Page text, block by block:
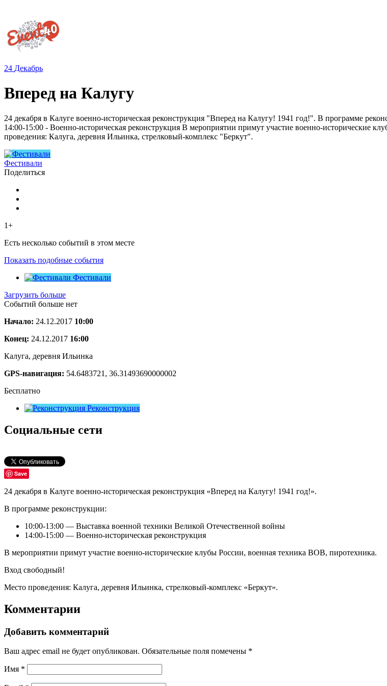
24 Декабрь
Вперед на Калугу
24 декабря в Калуге военно-историческая реконструкция "Вперед на Калугу! 1941 год!". В программе
14:00-15:00 - Военно-историческая реконструкция В мероприятии примут участие военно-исторические
проведения: Калуга, деревня Ильинка, стрелковый-комплекс "Беркут".
Фестивали
Поделиться
1+
Есть несколько событий в этом месте
Показать подобные события
Фестивали
Загрузить больше
Событий больше нет
Начало: 24.12.2017 10:00
Конец: 24.12.2017 16:00
Калуга, деревня Ильинка
GPS-навигация: 54.6483721, 36.31493690000002
Бесплатно
Реконструкция
Социальные сети
Save
24 декабря в Калуге военно-историческая реконструкция «Вперед на Калугу! 1941 год!».
В программе реконструкции:
10:00-13:00 — Выставка военной техники Великой Отечественной войны
14:00-15:00 — Военно-историческая реконструкция
В мероприятии примут участие военно-исторические клубы России, военная техника ВОВ, пиротехника.
Вход свободный!
Место проведения: Калуга, деревня Ильинка, стрелковый-комплекс «Беркут».
Комментарии
Добавить комментарий
Ваш адрес email не будет опубликован. Обязательные поля помечены *
Имя *